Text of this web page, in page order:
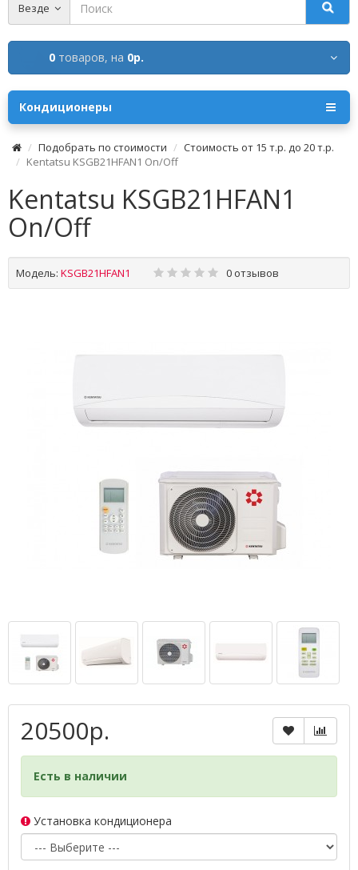
Везде
0 товаров, на 0р.
Кондиционеры
Подобрать по стоимости
Стоимость от 15 т.р. до 20 т.р.
Kentatsu KSGB21HFAN1 Оn/Off
Kentatsu KSGB21HFAN1
Оn/Off
Модель: KSGB21HFAN1 0 отзывов
20500р.
Есть в наличии
Установка кондиционера